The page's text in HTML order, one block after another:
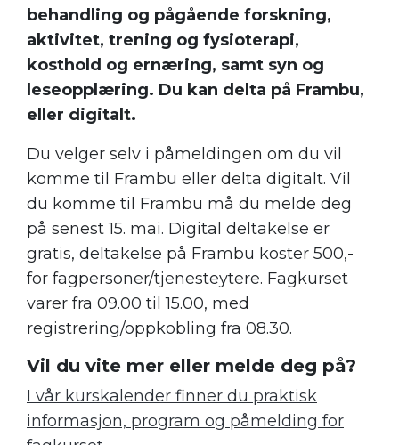
behandling og pågående forskning,
aktivitet, trening og fysioterapi,
kosthold og ernæring, samt syn og
leseopplæring. Du kan delta på Frambu,
eller digitalt.
Du velger selv i påmeldingen om du vil
komme til Frambu eller delta digitalt. Vil
du komme til Frambu må du melde deg
på senest 15. mai. Digital deltakelse er
gratis, deltakelse på Frambu koster 500,-
for fagpersoner/tjenesteytere. Fagkurset
varer fra 09.00 til 15.00, med
registrering/oppkobling fra 08.30.
Vil du vite mer eller melde deg på?
I vår kurskalender finner du praktisk
informasjon, program og påmelding for